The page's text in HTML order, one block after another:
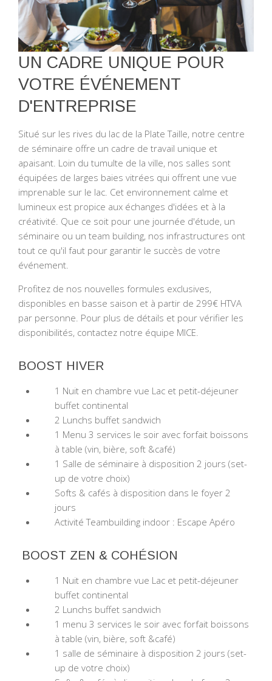
UN CADRE UNIQUE POUR
VOTRE ÉVÉNEMENT
D'ENTREPRISE
Situé sur les rives du lac de la Plate Taille, notre centre
de séminaire offre un cadre de travail unique et
apaisant. Loin du tumulte de la ville, nos salles sont
équipées de larges baies vitrées qui offrent une vue
imprenable sur le lac. Cet environnement calme et
lumineux est propice aux échanges d'idées et à la
créativité. Que ce soit pour une journée d'étude, un
séminaire ou un team building, nos infrastructures ont
tout ce qu'il faut pour garantir le succès de votre
événement.
Profitez de nos nouvelles formules exclusives,
disponibles en basse saison et à partir de 299€ HTVA
par personne. Pour plus de détails et pour vérifier les
disponibilités, contactez notre équipe MICE.
BOOST HIVER
1 Nuit en chambre vue Lac et petit-déjeuner
buffet continental
2 Lunchs buffet sandwich
1 Menu 3 services le soir avec forfait boissons
à table (vin, bière, soft &café)
1 Salle de séminaire à disposition 2 jours (set-
up de votre choix)
Softs & cafés à disposition dans le foyer 2
jours
Activité Teambuilding indoor : Escape Apéro
BOOST ZEN & COHÉSION
1 Nuit en chambre vue Lac et petit-déjeuner
buffet continental
2 Lunchs buffet sandwich
1 menu 3 services le soir avec forfait boissons
à table (vin, bière, soft &café)
1 salle de séminaire à disposition 2 jours (set-
up de votre choix)